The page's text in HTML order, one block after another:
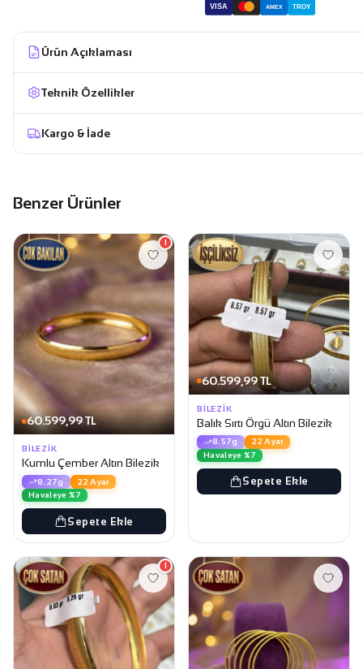
VISA AMEX TROY
Ürün Açıklaması
Teknik Özellikler
Kargo & İade
Benzer Ürünler
60.599,99 TL
1
BILEZIK
Kumlu Çember Altın Bilezik
8.27g
22 Ayar
Havaleye %7
Sepete Ekle
60.599,99 TL
BILEZIK
Balık Sırtı Örgü Altın Bilezik
8.57g
22 Ayar
Havaleye %7
Sepete Ekle
1